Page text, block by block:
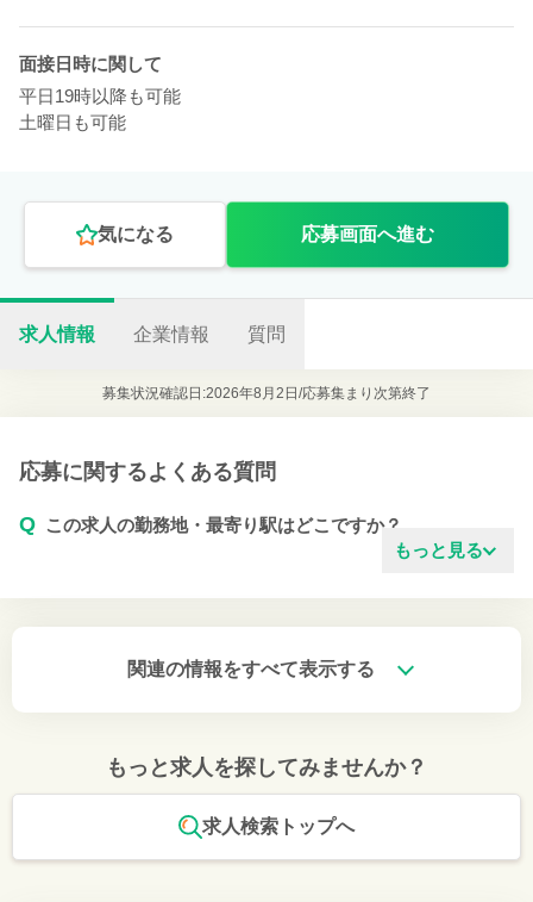
面接日時に関して
平日19時以降も可能
土曜日も可能
気になる 応募画面へ進む
求人情報 企業情報 質問
募集状況確認日:2026年8月2日/応募集まり次第終了
応募に関するよくある質問
Q この求人の勤務地・最寄り駅はどこですか？
もっと見る
関連の情報をすべて表示する
もっと求人を探してみませんか？
求人検索トップへ